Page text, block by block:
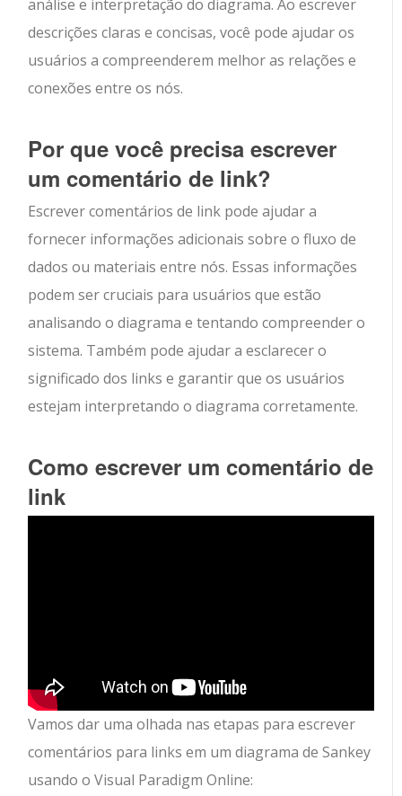
análise e interpretação do diagrama. Ao escrever
descrições claras e concisas, você pode ajudar os
usuários a compreenderem melhor as relações e
conexões entre os nós.
Por que você precisa escrever
um comentário de link?
Escrever comentários de link pode ajudar a
fornecer informações adicionais sobre o fluxo de
dados ou materiais entre nós. Essas informações
podem ser cruciais para usuários que estão
analisando o diagrama e tentando compreender o
sistema. Também pode ajudar a esclarecer o
significado dos links e garantir que os usuários
estejam interpretando o diagrama corretamente.
Como escrever um comentário de
link
Vamos dar uma olhada nas etapas para escrever
comentários para links em um diagrama de Sankey
usando o Visual Paradigm Online: